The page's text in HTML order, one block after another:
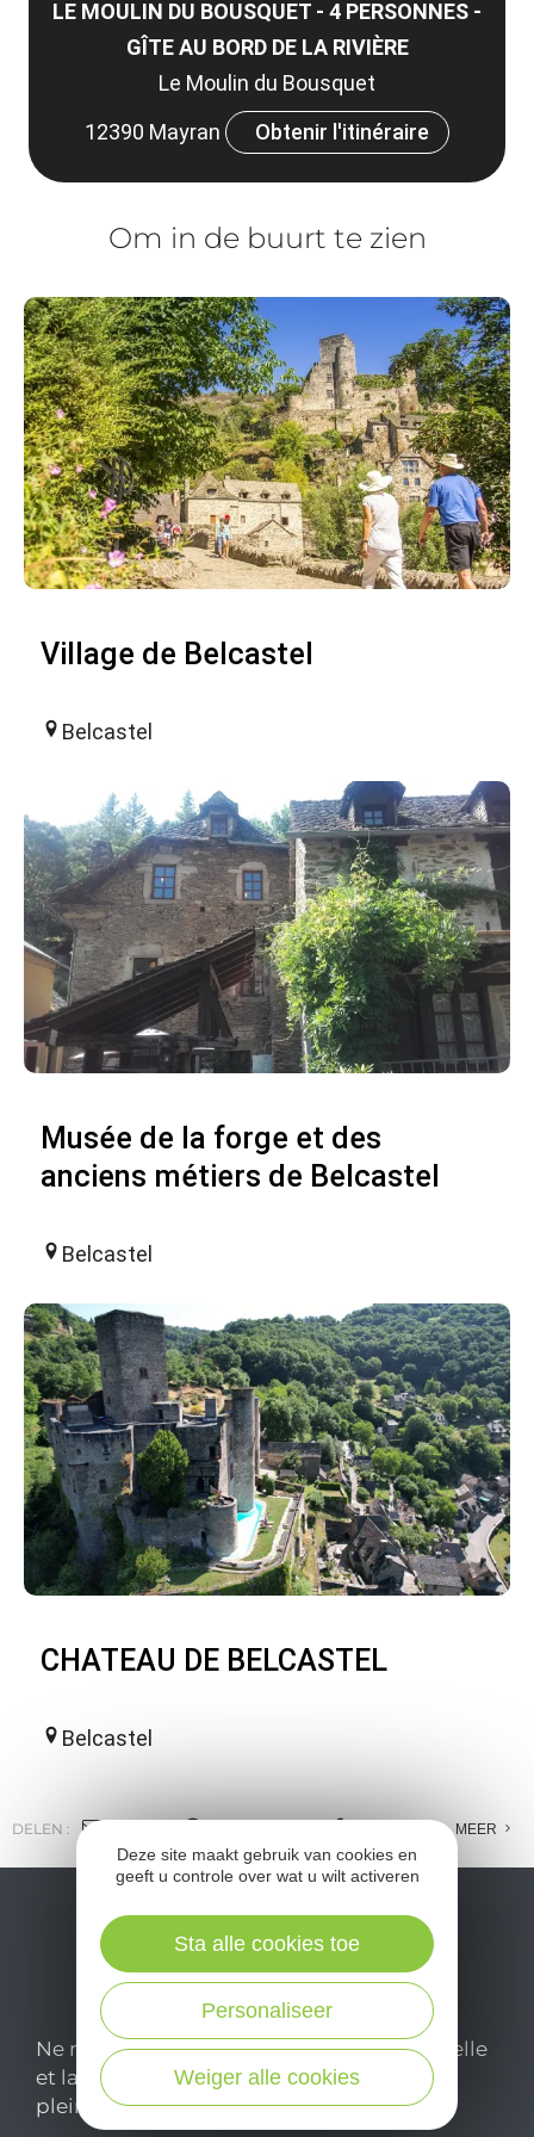
LE MOULIN DU BOUSQUET - 4 PERSONNES -
GÎTE AU BORD DE LA RIVIÈRE
Le Moulin du Bousquet
12390 Mayran
Obtenir l'itinéraire
Om in de buurt te zien
Village de Belcastel
Belcastel
Musée de la forge et des
anciens métiers de Belcastel
Belcastel
CHATEAU DE BELCASTEL
Belcastel
DELEN : MEER
Ne manquez pas notre newsletter mensuelle
et laissez-vous inspirer pour profiter
pleinement de votre séjour en Aveyron.
Deze site maakt gebruik van cookies en
geeft u controle over wat u wilt activeren
Weiger alle cookies
Personaliseer
Sta alle cookies toe